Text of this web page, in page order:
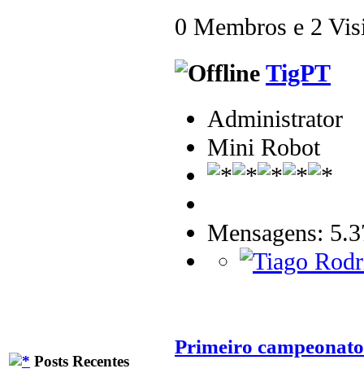
Posts Recentes
0 Membros e 2
TigPT
Administrator
Mini Robot
Mensagens:
Primeiro